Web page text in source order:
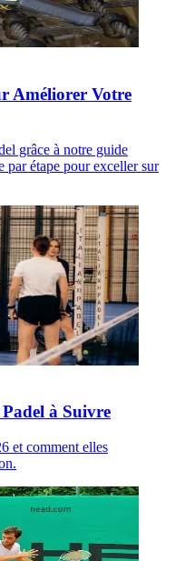
Améliorer Votre
grâce à notre guide
par étape pour exceller sur
à Suivre
et comment elles